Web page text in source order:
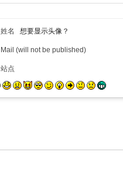
姓名 想要显示头像？
Mail (will not be published)
站点